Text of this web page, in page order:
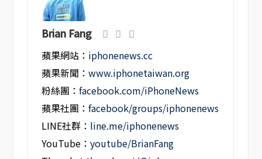
Brian Fang
蘋果網站： iphonenews.cc
蘋果新聞：www.iphonetaiwan.org
粉絲團：facebook.com/iPhoneNews
蘋果社團：facebook/groups/iphonenews
LINE社群： line.me/iphonenews
YouTube：youtube/BrianFang